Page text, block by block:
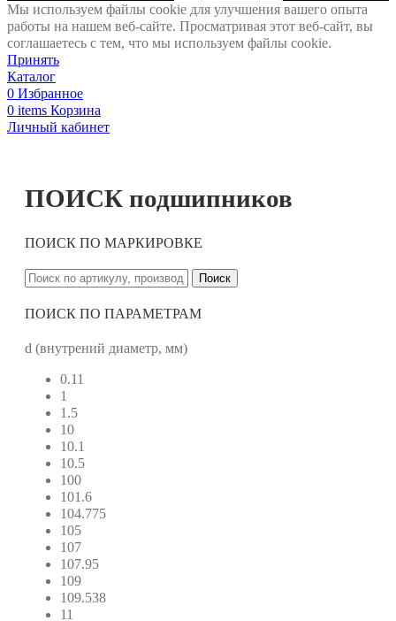
Мы используем файлы cookie для улучшения вашего опыта
работы на нашем веб-сайте. Просматривая этот веб-сайт, вы
соглашаетесь с тем, что мы используем файлы cookie.
Принять
Каталог
0 Избранное
0 items Корзина
Личный кабинет
ПОИСК подшипников
ПОИСК ПО МАРКИРОВКЕ
Поиск
ПОИСК ПО ПАРАМЕТРАМ
d (внутрений диаметр, мм)
0.11
1
1.5
10
10.1
10.5
100
101.6
104.775
105
107
107.95
109
109.538
11